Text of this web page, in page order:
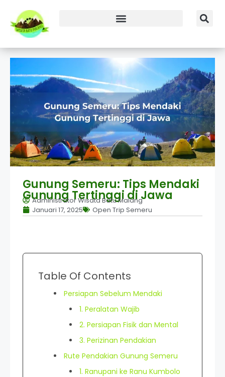
Gunung Semeru: Tips Mendaki
Gunung Tertinggi di Jawa
Administrator Wisata Batu Malang
Januari 17, 2025
Open Trip Semeru
Table Of Contents
Persiapan Sebelum Mendaki
1. Peralatan Wajib
2. Persiapan Fisik dan Mental
3. Perizinan Pendakian
Rute Pendakian Gunung Semeru
1. Ranupani ke Ranu Kumbolo